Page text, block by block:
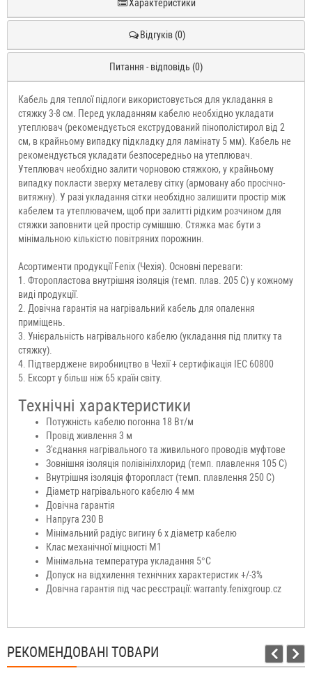
Характеристики
Відгуків (0)
Питання - відповідь (0)
Кабель для теплої підлоги використовується для укладання в
стяжку 3-8 см. Перед укладанням кабелю необхідно укладати
утеплювач (рекомендується екструдований пінополістирол від 2
см, в крайньому випадку підкладку для ламінату 5 мм). Кабель не
рекомендується укладати безпосередньо на утеплювач.
Утеплювач необхідно залити чорновою стяжкою, у крайньому
випадку покласти зверху металеву сітку (армовану або просічно-
витяжну). У разі укладання сітки необхідно залишити простір між
кабелем та утеплювачем, щоб при залитті рідким розчином для
стяжки заповнити цей простір сумішшю. Стяжка має бути з
мінімальною кількістю повітряних порожнин.
Асортименти продукції Fenix (Чехія). Основні переваги:
1. Фторопластова внутрішня ізоляція (темп. плав. 205 С) у кожному
виді продукції.
2. Довічна гарантія на нагрівальний кабель для опалення
приміщень.
3. Унієральність нагрівального кабелю (укладання під плитку та
стяжку).
4. Підтверджене виробництво в Чехії + сертифікація IEC 60800
5. Ексорт у більш ніж 65 країн світу.
Технічні характеристики
Потужність кабелю погонна 18 Вт/м
Провід живлення 3 м
З'єднання нагрівального та живильного проводів муфтове
Зовнішня ізоляція полівінілхлорид (темп. плавлення 105 C)
Внутрішня ізоляція фторопласт (темп. плавлення 250 С)
Діаметр нагрівального кабелю 4 мм
Довічна гарантія
Напруга 230 В
Мінімальний радіус вигину 6 х діаметр кабелю
Клас механічної міцності М1
Мінімальна температура укладання 5°С
Допуск на відхилення технічних характеристик +/-3%
Довічна гарантія під час реєстрації: warranty.fenixgroup.cz
РЕКОМЕНДОВАНІ ТОВАРИ